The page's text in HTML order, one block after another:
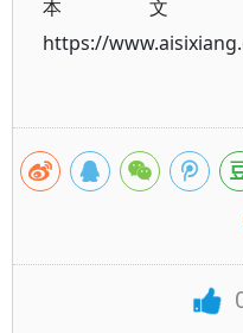
本文
https://